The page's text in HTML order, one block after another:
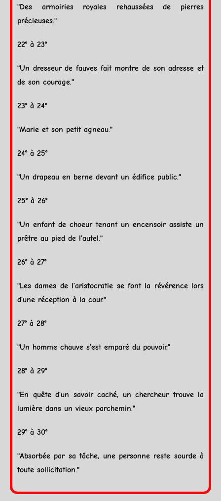
"Des armoiries royales rehaussées de pierres
précieuses."
22° à 23°
"Un dresseur de fauves fait montre de son adresse et
de son courage."
23° à 24°
"Marie et son petit agneau."
24° à 25°
"Un drapeau en berne devant un édifice public."
25° à 26°
"Un enfant de choeur tenant un encensoir assiste un
prêtre au pied de l’autel."
26° à 27°
"Les dames de l’aristocratie se font la révérence lors
d’une réception à la cour."
27° à 28°
"Un homme chauve s’est emparé du pouvoir."
28° à 29°
"En quête d’un savoir caché, un chercheur trouve la
lumière dans un vieux parchemin."
29° à 30°
"Absorbée par sa tâche, une personne reste sourde à
toute sollicitation."